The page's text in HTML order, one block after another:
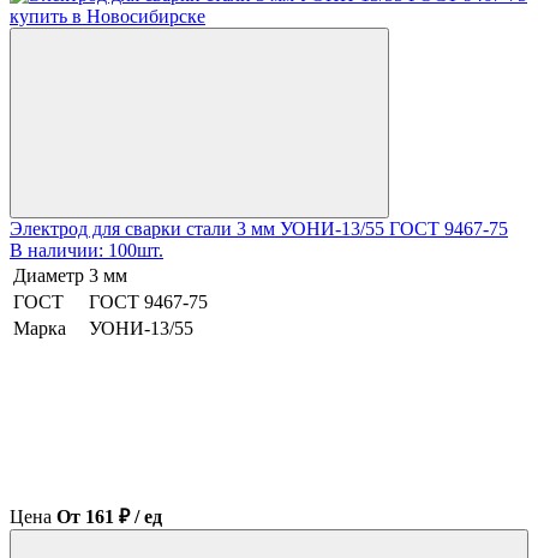
Электрод для сварки стали 3 мм УОНИ-13/55 ГОСТ 9467-75
В наличии: 100шт.
Диаметр 3 мм
ГОСТ
ГОСТ 9467-75
Марка
УОНИ-13/55
Цена От 161 ₽ / ед